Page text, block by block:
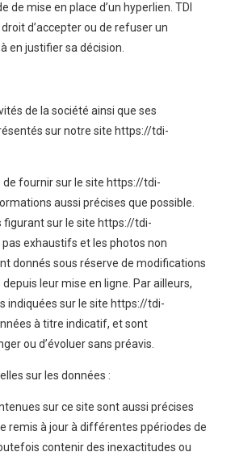
de mise en place d’un hyperlien. TDI
d’accepter ou de refuser un
en justifier sa décision.
de la société ainsi que ses
sur notre site https://tdi-
de fournir sur le site https://tdi-
aussi précises que possible.
figurant sur le site https://tdi-
exhaustifs et les photos non
donnés sous réserve de modifications
leur mise en ligne. Par ailleurs,
indiquées sur le site https://tdi-
à titre indicatif, et sont
ou d’évoluer sans préavis.
sur les données :
sur ce site sont aussi précises
remis à jour à différentes ppériodes de
contenir des inexactitudes ou